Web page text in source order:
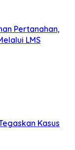
Pertanahan,
LMS
Kasus